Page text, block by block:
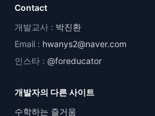
Contact
개발교사 : 박진환
Email : hwanys2@naver.com
인스타 : @foreducator
개발자의 다른 사이트
수학하는 즐거움